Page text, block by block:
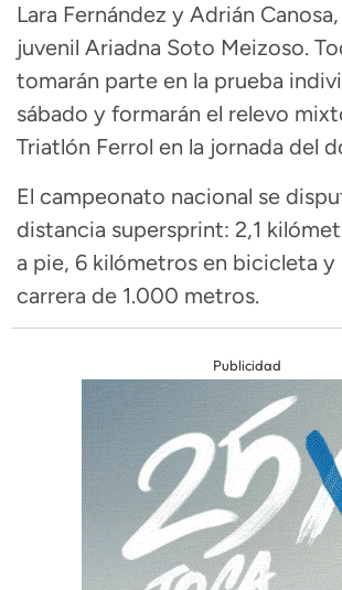
Lara Fernández y Adrián
juvenil Ariadna Soto Meizoso.
tomarán parte en la prueba
sábado y formarán el relevo
Triatlón Ferrol en la jornada del
El campeonato nacional se
distancia supersprint: 2,1
a pie, 6 kilómetros en bicicleta y
carrera de 1.000 metros.
Publicidad